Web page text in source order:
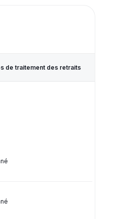
de traitement des retraits